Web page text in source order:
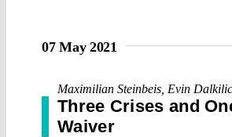
07 May 2021
Maximilian Steinbeis Evin Dalkilic
Three Crises and
Waiver